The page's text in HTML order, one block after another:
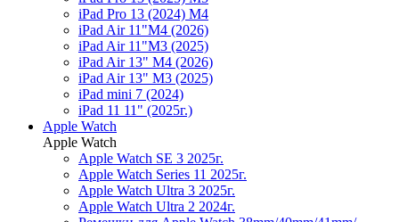
iPad Pro 13 (2024) M4
iPad Air 11"M4 (2026)
iPad Air 11"M3 (2025)
iPad Air 13" M4 (2026)
iPad Air 13" M3 (2025)
iPad mini 7 (2024)
iPad 11 11" (2025г.)
Apple Watch
Apple Watch
Apple Watch SE 3 2025г.
Apple Watch Series 11 2025г.
Apple Watch Ultra 3 2025г.
Apple Watch Ultra 2 2024г.